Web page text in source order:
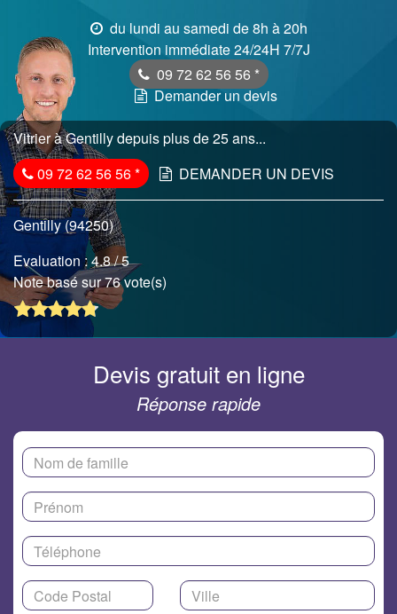
du lundi au samedi de 8h à 20h
Intervention immédiate 24/24H 7/7J
09 72 62 56 56 *
Demander un devis
Vitrier à Gentilly depuis plus de 25 ans...
09 72 62 56 56* DEMANDER UN DEVIS
Gentilly (94250)
Evaluation :4.8/ 5
Note basé sur 76 vote(s)
Devis gratuit en ligne
Réponse rapide